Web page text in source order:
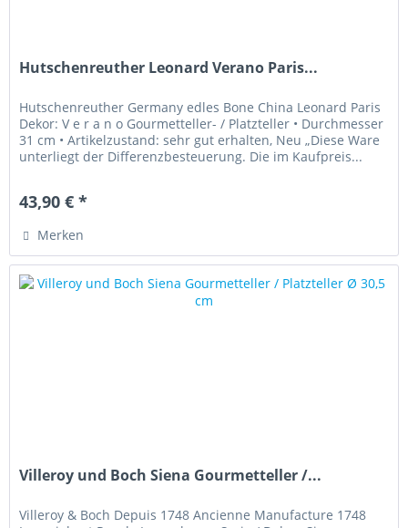
Hutschenreuther Leonard Verano Paris...
Hutschenreuther Germany edles Bone China Leonard Paris
Dekor: V e r a n o Gourmetteller- / Platzteller • Durchmesser
31 cm • Artikelzustand: sehr gut erhalten, Neu „Diese Ware
unterliegt der Differenzbesteuerung. Die im Kaufpreis...
43,90 € *
Merken
Villeroy und Boch Siena Gourmetteller /...
Villeroy & Boch Depuis 1748 Ancienne Manufacture 1748